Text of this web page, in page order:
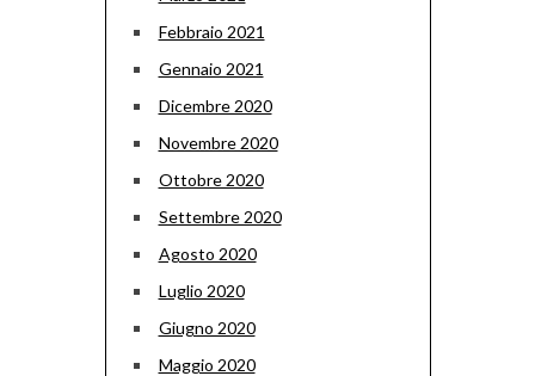
Febbraio 2021
Gennaio 2021
Dicembre 2020
Novembre 2020
Ottobre 2020
Settembre 2020
Agosto 2020
Luglio 2020
Giugno 2020
Maggio 2020